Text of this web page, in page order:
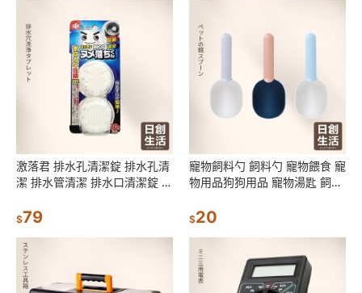
激落君 排水孔清潔錠 排水孔清
潔 排水管清潔 排水口清潔錠 排
$79
寵物飼料勺 飼料勺 寵物餵食 寵
物用品狗狗用品 寵物湯匙 飼料
$20